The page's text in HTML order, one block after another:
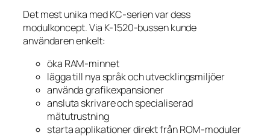
Det mest unika med KC-serien var dess
modulkoncept. Via K-1520-bussen kunde
användaren enkelt:
öka RAM-minnet
lägga till nya språk och utvecklingsmiljöer
använda grafikexpansioner
ansluta skrivare och specialiserad
mätutrustning
starta applikationer direkt från ROM-moduler